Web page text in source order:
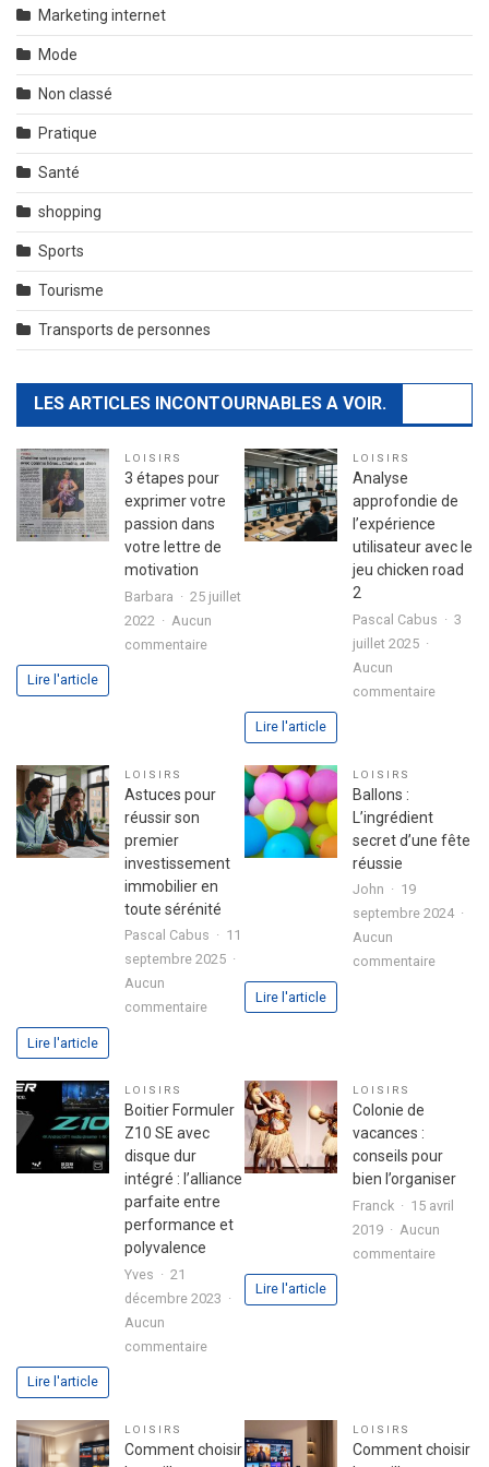
Marketing internet
Mode
Non classé
Pratique
Santé
shopping
Sports
Tourisme
Transports de personnes
LES ARTICLES INCONTOURNABLES A VOIR.
LOISIRS
3 étapes pour
exprimer votre
passion dans
votre lettre de
motivation
Barbara
25 juillet
2022
Aucun
commentairesur
exprimer
passion
lettre
de
motivation
Lire l'article
LOISIRS
Analyse
approfondie de
l’expérience
utilisateur avec le
jeu chicken road
2
Pascal Cabus
3
juillet 2025
Aucun
commentairesur
avec
chicken
Lire l'article
LOISIRS
Astuces pour
réussir son
premier
investissement
immobilier en
toute sérénité
Pascal Cabus
11
septembre 2025
Aucun
commentairesur
réussir
son
premier
investissement
immobilier
en
toute
Lire l'article
LOISIRS
Ballons :
L’ingrédient
secret d’une fête
réussie
John
19
septembre 2024
Aucun
commentairesur
Lire l'article
LOISIRS
Boitier Formuler
Z10 SE avec
disque dur
intégré : l’alliance
parfaite entre
performance et
polyvalence
Yves
21
décembre 2023
Aucun
commentairesur
SE
Lire l'article
LOISIRS
Colonie de
vacances :
conseils pour
bien l’organiser
Franck
15 avril
2019
Aucun
commentairesur
Lire l'article
LOISIRS
Comment choisir
LOISIRS
Comment choisir